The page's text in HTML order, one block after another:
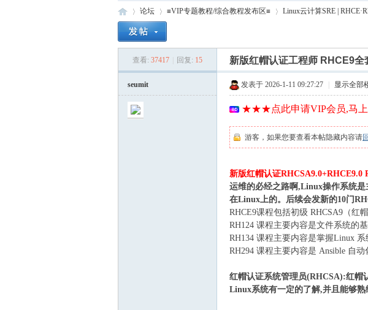
搜
索
论坛
›
≡VIP专题教程/综合教程发布区≡
›
Linux云计算SRE |
查看: 37417 回复: 15 新版红帽认证工程师 RHCE9
seumit 发表于 2026-1-11 09:27:27 显示全部
★★★点此申请VIP会员,马上
游客，如果您要查看本帖隐藏内容请
新版红帽认证RHCSA9.0+RHCE9.0
运维的必经之路啊,Linux操作系统
在Linux上的。后续会发新的10门
RHCE9课程包括初级 RHCSA9（红
RH124 课程主要内容是文件系统的
RH134 课程主要内容是掌握Linux
RH294 课程主要内容是 Ansible 自
红帽认证系统管理员(RHCSA):红帽
Linux系统有一定的了解,并且能够熟